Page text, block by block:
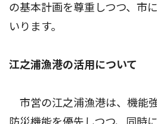
の基本計画を尊重しつつ、市
いります。
江之浦漁港の活用について
市営の江之浦漁港は、機能